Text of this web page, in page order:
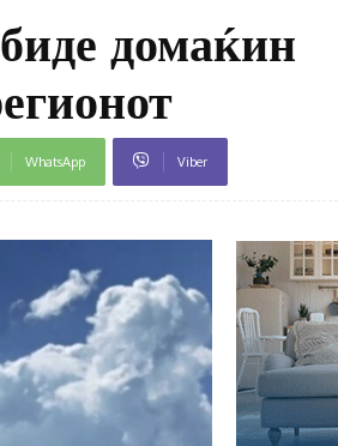
домаќин
WhatsApp Viber